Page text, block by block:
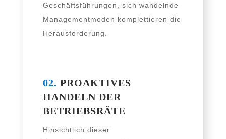
Geschäftsführungen, sich wan­deln­de
Managementmoden kom­plet­tie­ren die
Herausforderung.
02. PROAKTIVES
HANDELN DER
BETRIEBSRÄTE
Hinsichtlich die­ser